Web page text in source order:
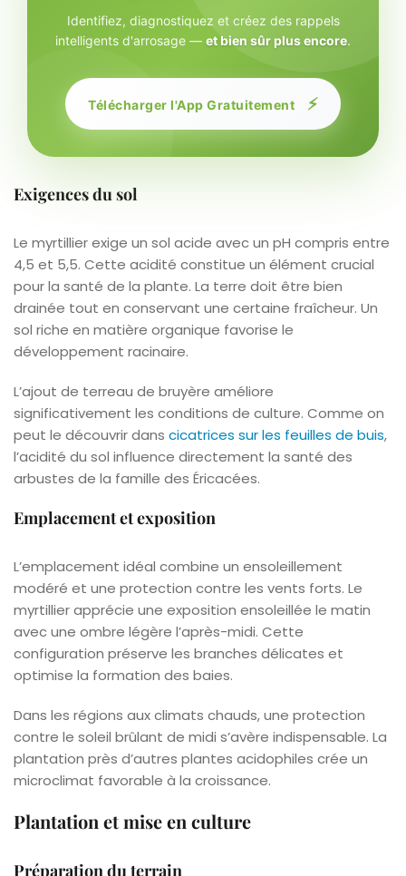
Identifiez, diagnostiquez et créez des rappels
intelligents d'arrosage — et bien sûr plus encore.
Télécharger l'App Gratuitement ⚡
Exigences du sol
Le myrtillier exige un sol acide avec un pH compris entre
4,5 et 5,5. Cette acidité constitue un élément crucial
pour la santé de la plante. La terre doit être bien
drainée tout en conservant une certaine fraîcheur. Un
sol riche en matière organique favorise le
développement racinaire.
L’ajout de terreau de bruyère améliore
significativement les conditions de culture. Comme on
peut le découvrir dans cicatrices sur les feuilles de buis,
l’acidité du sol influence directement la santé des
arbustes de la famille des Éricacées.
Emplacement et exposition
L’emplacement idéal combine un ensoleillement
modéré et une protection contre les vents forts. Le
myrtillier apprécie une exposition ensoleillée le matin
avec une ombre légère l’après-midi. Cette
configuration préserve les branches délicates et
optimise la formation des baies.
Dans les régions aux climats chauds, une protection
contre le soleil brûlant de midi s’avère indispensable. La
plantation près d’autres plantes acidophiles crée un
microclimat favorable à la croissance.
Plantation et mise en culture
Préparation du terrain